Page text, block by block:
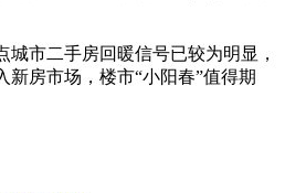
市二手房回暖信号已较为明显，
新房市场，楼市“小阳春”值得期